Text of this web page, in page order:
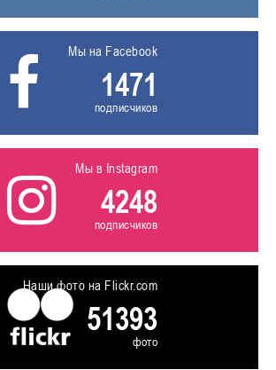
Мы на Facebook
1471
подписчиков
Мы в Instagram
4248
подписчиков
Наши фото на Flickr.com
51393
фото